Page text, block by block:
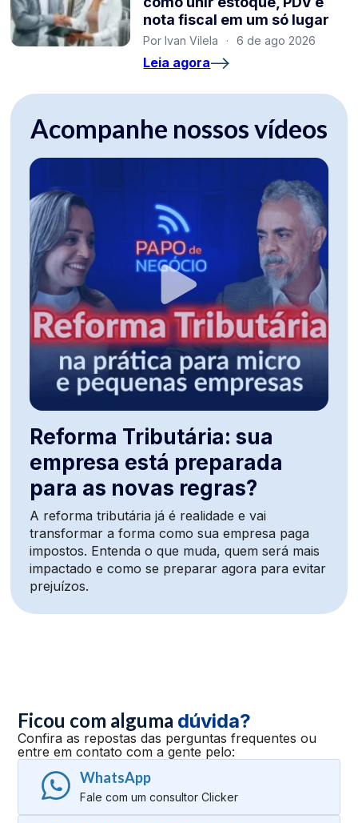
nota fiscal em um só lugar
Por Ivan Vilela · 6 de ago 2026
Leia agora
Acompanhe nossos vídeos
Reforma Tributária: sua
empresa está preparada
para as novas regras?
A reforma tributária já é realidade e vai
transformar a forma como sua empresa paga
impostos. Entenda o que muda, quem será mais
impactado e como se preparar agora para evitar
prejuízos.
Ficou com alguma dúvida?
Confira as repostas das perguntas frequentes ou
entre em contato com a gente pelo:
WhatsApp
Fale com um consultor Clicker